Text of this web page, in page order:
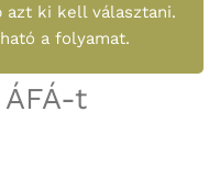
azt ki kell választani.
a folyamat.
ÁFÁ-t